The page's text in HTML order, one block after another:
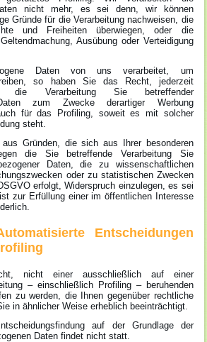
nicht mehr, es sei denn, wir können
Gründe für die Verarbeitung nachweisen, die
und Freiheiten überwiegen, oder die
Ausübung oder Verteidigung
Daten von uns verarbeitet, um
so haben Sie das Recht, jederzeit
die Verarbeitung Sie betreffender
zum Zwecke derartiger Werbung
für das Profiling, soweit es mit solcher
steht.
Gründen, die sich aus Ihrer besonderen
die Sie betreffende Verarbeitung Sie
Daten, die zu wissenschaftlichen
oder zu statistischen Zwecken
erfolgt, Widerspruch einzulegen, es sei
zur Erfüllung einer im öffentlichen Interesse
Entscheidungen
nicht einer ausschließlich auf einer
– einschließlich Profiling – beruhenden
zu werden, die Ihnen gegenüber rechtliche
in ähnlicher Weise erheblich beeinträchtigt.
auf der Grundlage der
Daten findet nicht statt.